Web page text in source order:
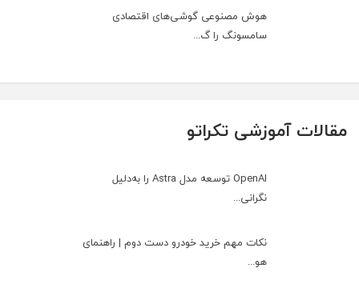
هوش مصنوعی گوشی‌های اقتصادی
سامسونگ را گ...
مقالات آموزشی تکراتو
OpenAI توسعه مدل Astra را به‌دلیل
نگرانی...
نکات مهم خرید خودرو دست دوم | راهنمای
هو...